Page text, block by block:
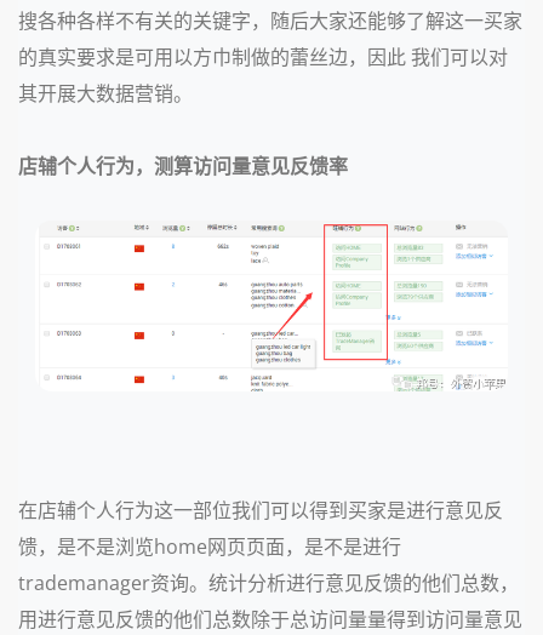
搜各种各样不有关的关键字，随后大家还能够了解这一买家
的真实要求是可用以方巾制做的蕾丝边，因此 我们可以对
其开展大数据营销。
店辅个人行为，测算访问量意见反馈率
在店辅个人行为这一部位我们可以得到买家是进行意见反
馈，是不是浏览home网页页面，是不是进行
trademanager资询。统计分析进行意见反馈的他们总数，
用进行意见反馈的他们总数除于总访问量量得到访问量意见